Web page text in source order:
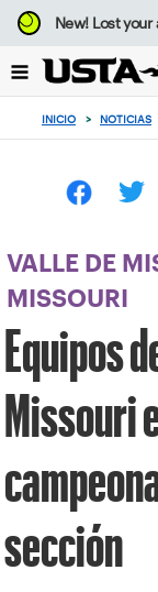
Enfoque
desde
botón
volver
principio
New!Lost your
INICIO > NOTICIAS
VALLE DE
MISSOURI
Equipos
Missouri
sección